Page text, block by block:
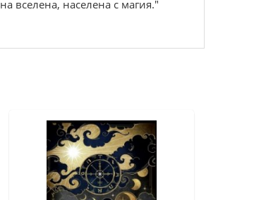
вселена, населена с магия."